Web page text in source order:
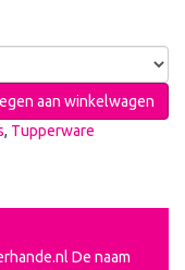
aan winkelwagen
, Tupperware
De naam